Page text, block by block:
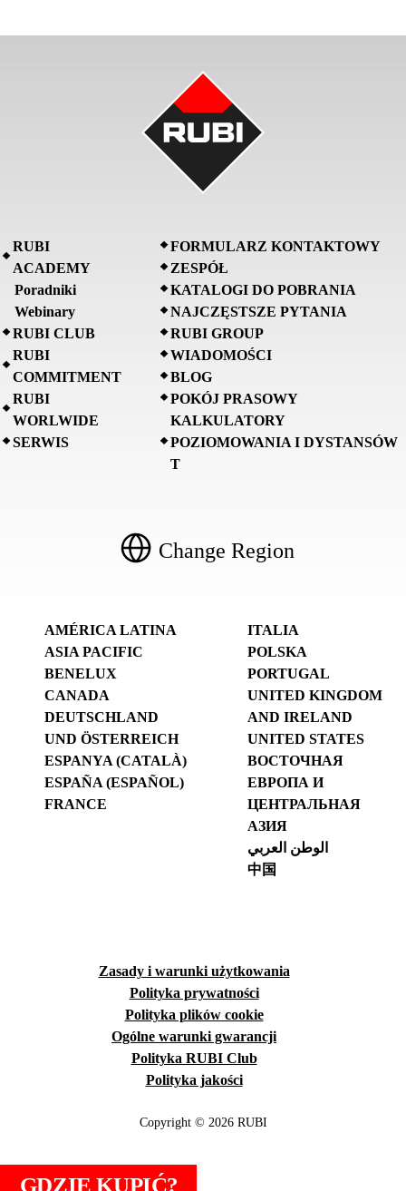
GDZIE KUPIĆ?
RUBI
ACADEMY
Poradniki
Webinary
RUBI CLUB
RUBI
COMMITMENT
RUBI
WORLWIDE
SERWIS
FORMULARZ KONTAKTOWY
ZESPÓŁ
KATALOGI DO POBRANIA
NAJCZĘSTSZE PYTANIA
RUBI GROUP
WIADOMOŚCI
BLOG
POKÓJ PRASOWY
KALKULATORY
POZIOMOWANIA I DYSTANSÓW
T
Change Region
AMÉRICA LATINA
ASIA PACIFIC
BENELUX
CANADA
DEUTSCHLAND
UND ÖSTERREICH
ESPANYA (CATALÀ)
ESPAÑA (ESPAÑOL)
FRANCE
ITALIA
POLSKA
PORTUGAL
UNITED KINGDOM
AND IRELAND
UNITED STATES
ВОСТОЧНАЯ
ЕВРОПА И
ЦЕНТРАЛЬНАЯ
АЗИЯ
الوطن العربي
中国
Zasady i warunki użytkowania
Polityka prywatności
Polityka plików cookie
Ogólne warunki gwarancji
Polityka RUBI Club
Polityka jakości
Copyright © 2026 RUBI